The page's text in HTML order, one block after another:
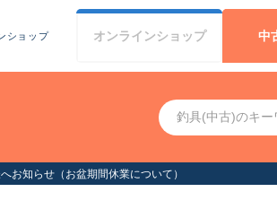
ショップ オンラインショップ 中
お知らせ（お盆期間休業について）